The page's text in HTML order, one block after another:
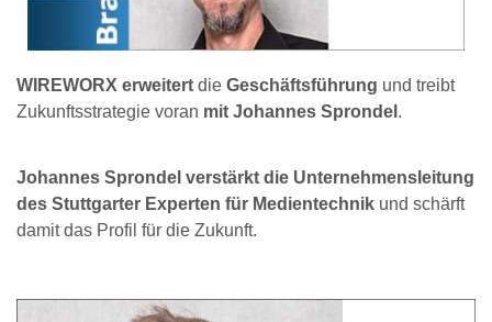
WIREWORX erweitert die Geschäftsführung und treibt
Zukunftsstrategie voran mit Johannes Sprondel .
Johannes Sprondel verstärkt die Unternehmensleitung
des Stuttgarter Experten für Medientechnik und schärft
damit das Profil für die Zukunft.